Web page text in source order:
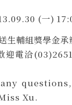
(一)
生輔組獎學金承
迎電洽
Xu.